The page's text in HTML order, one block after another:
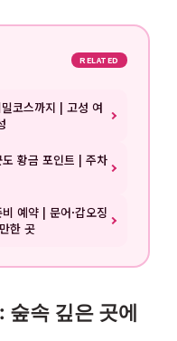
RELATED
코스까지 | 고성 여
황금 포인트 | 주차
예약 | 문어·갑오징
한 곳
숲속 깊은 곳에